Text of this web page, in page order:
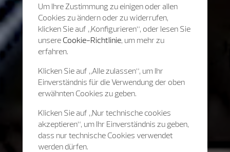
Um Ihre Zustimmung zu einigen oder allen
Cookies zu ändern oder zu widerrufen,
klicken Sie auf „Konfigurieren“, oder lesen Sie
unsere Cookie-Richtlinie, um mehr zu
erfahren.
Klicken Sie auf „Alle zulassen“, um Ihr
Einverständnis für die Verwendung der oben
erwähnten Cookies zu geben.
Klicken Sie auf „Nur technische cookies
akzeptieren“, um Ihr Einverständnis zu geben,
dass nur technische Cookies verwendet
werden dürfen.